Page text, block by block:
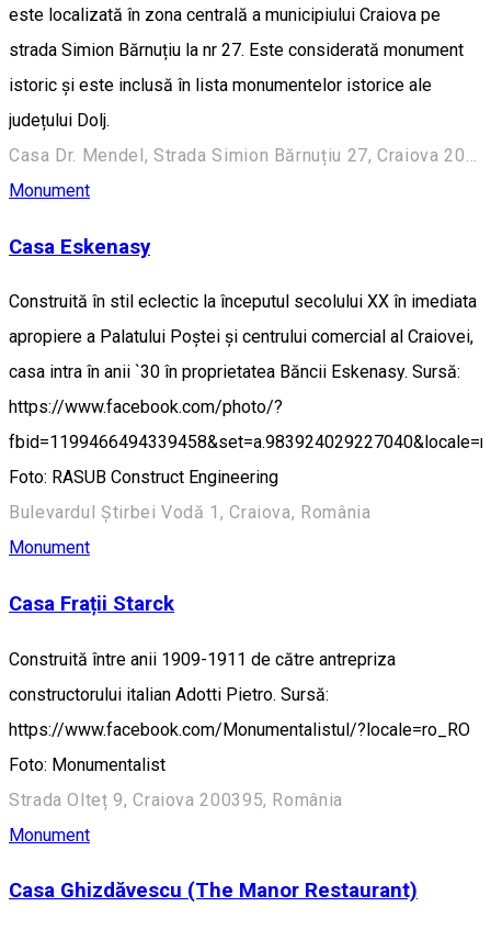
este localizată în zona centrală a municipiului Craiova pe
strada Simion Bărnuțiu la nr 27. Este considerată monument
istoric și este inclusă în lista monumentelor istorice ale
județului Dolj.
Casa Dr. Mendel, Strada Simion Bărnuțiu 27, Craiova 200382, România
Monument
Casa Eskenasy
Construită în stil eclectic la începutul secolului XX în imediata
apropiere a Palatului Poștei și centrului comercial al Craiovei,
casa intra în anii `30 în proprietatea Băncii Eskenasy. Sursă:
https://www.facebook.com/photo/?
Foto: RASUB Construct Engineering
Bulevardul Știrbei Vodă 1, Craiova, România
Monument
Casa Frații Starck
Construită între anii 1909-1911 de către antrepriza
constructorului italian Adotti Pietro. Sursă:
https://www.facebook.com/Monumentalistul/?locale=ro_RO
Foto: Monumentalist
Strada Olteț 9, Craiova 200395, România
Monument
Casa Ghizdăvescu (The Manor Restaurant)